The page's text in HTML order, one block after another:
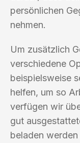
persönlichen
nehmen.
Um zusätzlich
verschiedene
beispielsweise
helfen, um so
verfügen wir
gut
beladen